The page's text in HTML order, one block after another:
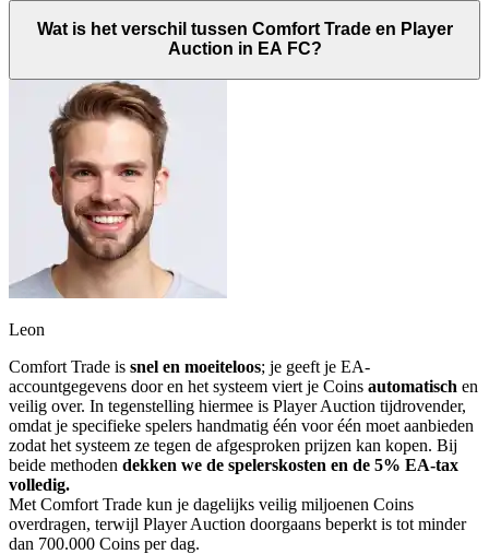
Wat is het verschil tussen Comfort Trade en Player
Auction in EA FC?
Leon
Comfort Trade is snel en moeiteloos; je geeft je EA-
accountgegevens door en het systeem viert je Coins automatisch en
veilig over. In tegenstelling hiermee is Player Auction tijdrovender,
omdat je specifieke spelers handmatig één voor één moet aanbieden
zodat het systeem ze tegen de afgesproken prijzen kan kopen. Bij
beide methoden dekken we de spelerskosten en de 5% EA-tax
volledig.
Met Comfort Trade kun je dagelijks veilig miljoenen Coins
overdragen, terwijl Player Auction doorgaans beperkt is tot minder
dan 700.000 Coins per dag.